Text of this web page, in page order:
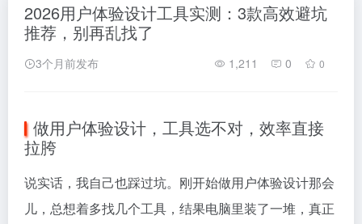
2026用户体验设计工具实测：3款高效避坑
推荐，别再乱找了
3个月前发布 1,211 0 0
做用户体验设计，工具选不对，效率直接
拉胯
说实话，我自己也踩过坑。刚开始做用户体验设计那会
儿，总想着多找几个工具，结果电脑里装了一堆，真正